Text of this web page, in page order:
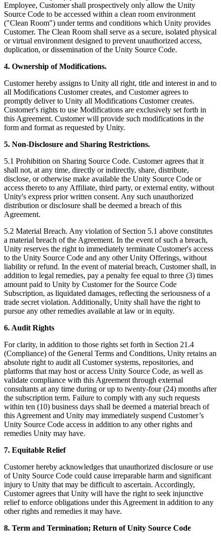
Employee, Customer shall prospectively only allow the Unity
Source Code to be accessed within a clean room environment
("Clean Room") under terms and conditions which Unity provides
Customer. The Clean Room shall serve as a secure, isolated physical
or virtual environment designed to prevent unauthorized access,
duplication, or dissemination of the Unity Source Code.
4. Ownership of Modifications.
Customer hereby assigns to Unity all right, title and interest in and to
all Modifications Customer creates, and Customer agrees to
promptly deliver to Unity all Modifications Customer creates.
Customer's rights to use Modifications are exclusively set forth in
this Agreement. Customer will provide such modifications in the
form and format as requested by Unity.
5. Non-Disclosure and Sharing Restrictions.
5.1 Prohibition on Sharing Source Code. Customer agrees that it
shall not, at any time, directly or indirectly, share, distribute,
disclose, or otherwise make available the Unity Source Code or
access thereto to any Affiliate, third party, or external entity, without
Unity's express prior written consent. Any such unauthorized
distribution or disclosure shall be deemed a breach of this
Agreement.
5.2 Material Breach. Any violation of Section 5.1 above constitutes
a material breach of the Agreement. In the event of such a breach,
Unity reserves the right to immediately terminate Customer's access
to the Unity Source Code and any other Unity Offerings, without
liability or refund. In the event of material breach, Customer shall, in
addition to legal remedies, pay a penalty fee equal to three (3) times
amount paid to Unity by Customer for the Source Code
Subscription, as liquidated damages, reflecting the seriousness of a
trade secret violation. Additionally, Unity shall have the right to
pursue any other remedies available at law or in equity.
6. Audit Rights
For clarity, in addition to those rights set forth in Section 21.4
(Compliance) of the General Terms and Conditions, Unity retains an
absolute right to audit all Customer systems, repositories, and
platforms that may host or access Unity Source Code, as well as
validate compliance with this Agreement through external
consultants at any time during or up to twenty-four (24) months after
the subscription term. Failure to comply with any such requests
within ten (10) business days shall be deemed a material breach of
this Agreement and Unity may immediately suspend Customer’s
Unity Source Code access in addition to any other rights and
remedies Unity may have.
7. Equitable Relief
Customer hereby acknowledges that unauthorized disclosure or use
of Unity Source Code could cause irreparable harm and significant
injury to Unity that may be difficult to ascertain. Accordingly,
Customer agrees that Unity will have the right to seek injunctive
relief to enforce obligations under this Agreement in addition to any
other rights and remedies it may have.
8. Term and Termination; Return of Unity Source Code